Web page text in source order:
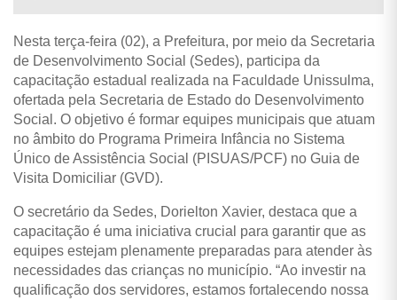
Nesta terça-feira (02), a Prefeitura, por meio da Secretaria
de Desenvolvimento Social (Sedes), participa da
capacitação estadual realizada na Faculdade Unissulma,
ofertada pela Secretaria de Estado do Desenvolvimento
Social. O objetivo é formar equipes municipais que atuam
no âmbito do Programa Primeira Infância no Sistema
Único de Assistência Social (PISUAS/PCF) no Guia de
Visita Domiciliar (GVD).
O secretário da Sedes, Dorielton Xavier, destaca que a
capacitação é uma iniciativa crucial para garantir que as
equipes estejam plenamente preparadas para atender às
necessidades das crianças no município. “Ao investir na
qualificação dos servidores, estamos fortalecendo nossa